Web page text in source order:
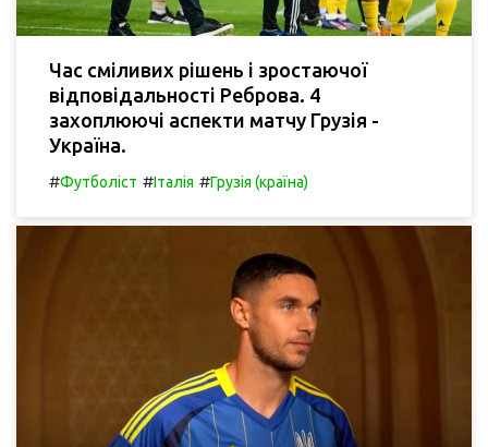
Час сміливих рішень і зростаючої
відповідальності Реброва. 4
захоплюючі аспекти матчу Грузія -
Україна.
#Футболіст #Італія #Грузія (країна)